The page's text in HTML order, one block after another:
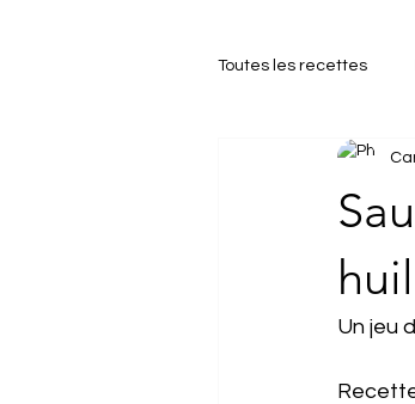
Toutes les recettes
Repas de fêtes
Un jeu